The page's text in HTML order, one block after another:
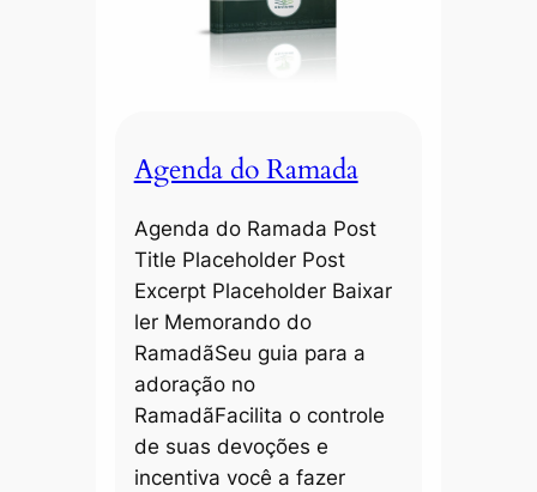
Agenda do Ramada
Agenda do Ramada Post
Title Placeholder Post
Excerpt Placeholder Baixar
ler Memorando do
RamadãSeu guia para a
adoração no
RamadãFacilita o controle
de suas devoções e
incentiva você a fazer